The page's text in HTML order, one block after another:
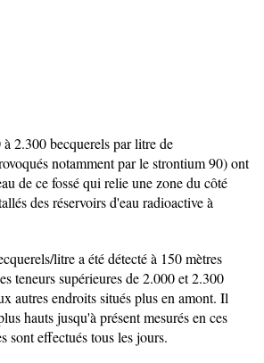
2.300 becquerels par litre de
notamment par le strontium 90) ont
de ce fossé qui relie une zone du côté
des réservoirs d'eau radioactive à
litre a été détecté à 150 mètres
teneurs supérieures de 2.000 et 2.300
autres endroits situés plus en amont. Il
hauts jusqu'à présent mesurés en ces
sont effectués tous les jours.